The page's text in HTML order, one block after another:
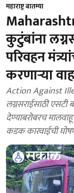
महाराष्ट्र बातम्या
कुटुंबांना
परिवहन
करणाऱ्या
Action Against
लग्नसराईसाठी
देण्याबरोबरच
कडक कारवाईची